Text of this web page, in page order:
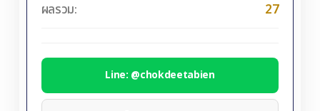
ผลรวม:
27
Line: @chokdeetabien